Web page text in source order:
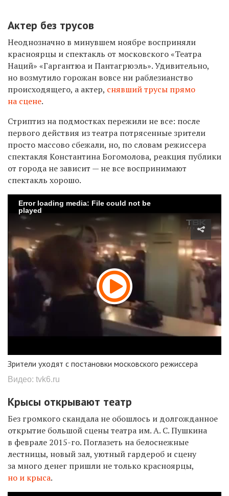
Актер без трусов
Неоднозначно в минувшем ноябре восприняли
красноярцы и спектакль от московского «Театра
Наций» «Гаргантюа и Пантагрюэль». Удивительно,
но возмутило горожан вовсе ни раблезианство
происходящего, а актер, снявший трусы прямо
на сцене.
Стриптиз на подмостках пережили не все: после
первого действия из театра потрясенные зрители
просто массово сбежали, но, по словам режиссера
спектакля Константина Богомолова, реакция публики
от города не зависит — не все воспринимают
спектакль хорошо.
Error loading media: File could not be
played
Зрители уходят с постановки московского режиссера
Видео: tvk6.ru
Крысы открывают театр
Без громкого скандала не обошлось и долгожданное
открытие большой сцены театра им. А. С. Пушкина
в феврале 2015-го. Поглазеть на белоснежные
лестницы, новый зал, уютный гардероб и сцену
за много денег пришли не только красноярцы,
но и крыса.